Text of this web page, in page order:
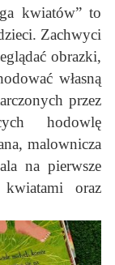
kwiatów” to
Zachwyci
obrazki,
własną
przez
hodowlę
malownicza
na pierwsze
oraz